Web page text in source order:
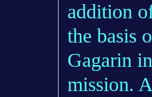
addition
the basis
Gagarin
mission.